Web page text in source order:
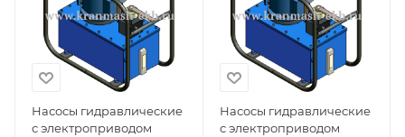
Насосы гидравлические
с электроприводом
Насосы гидравлические
с электроприводом